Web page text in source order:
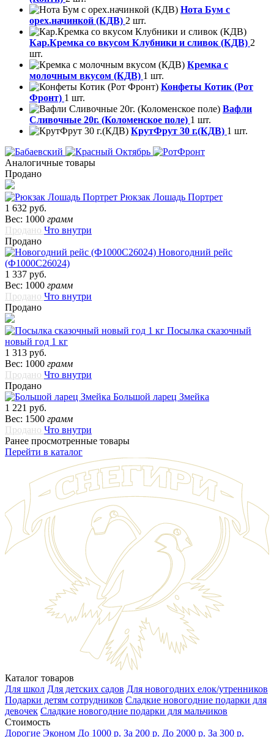
Нота Бум с
орех.начинкой (КДВ) 2 шт.
Кар.Кремка со вкусом Клубники и сливок (КДВ) 2
шт.
Кремка с
молочным вкусом (КДВ) 1 шт.
Конфеты Котик (Рот
Фронт) 1 шт.
Вафли
Сливочные 20г. (Коломенское поле) 1 шт.
КрутФрут 30 г.(КДВ) 1 шт.
Аналогичные товары
Продано
Рюкзак Лошадь Портрет
1 632 руб.
Вес: 1000 грамм
Продано Что внутри
Продано
Новогодний рейс
(Ф1000С26024)
1 337 руб.
Вес: 1000 грамм
Продано Что внутри
Продано
Посылка сказочный
новый год 1 кг
1 313 руб.
Вес: 1000 грамм
Продано Что внутри
Продано
Большой ларец Змейка
1 221 руб.
Вес: 1500 грамм
Продано Что внутри
Ранее просмотренные товары
Перейти в каталог
Каталог товаров
Для школ Для детских садов Для новогодних елок/утренников
Подарки детям сотрудников Сладкие новогодние подарки для
девочек Сладкие новогодние подарки для мальчиков
Стоимость
Дорогие Эконом До 1000 р. За 200 р. До 2000 р. За 300 р.